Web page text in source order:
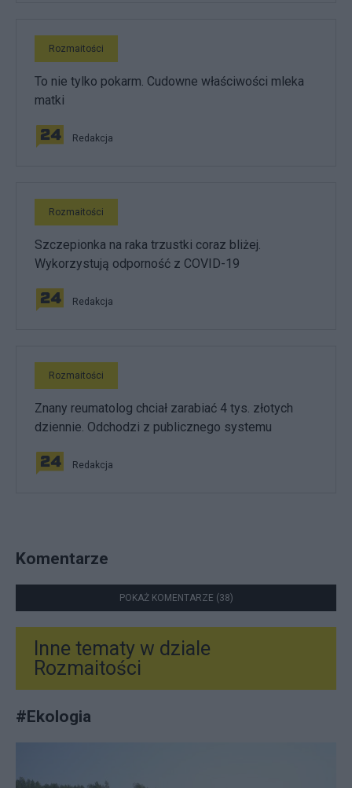
Rozmaitości
To nie tylko pokarm. Cudowne właściwości mleka
matki
Redakcja
Rozmaitości
Szczepionka na raka trzustki coraz bliżej.
Wykorzystują odporność z COVID-19
Redakcja
Rozmaitości
Znany reumatolog chciał zarabiać 4 tys. złotych
dziennie. Odchodzi z publicznego systemu
Redakcja
Komentarze
POKAŻ KOMENTARZE (38)
Inne tematy w dziale
Rozmaitości
#Ekologia